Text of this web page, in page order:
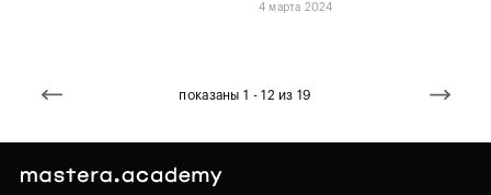
4 марта 2024
показаны 1 - 12 из 19